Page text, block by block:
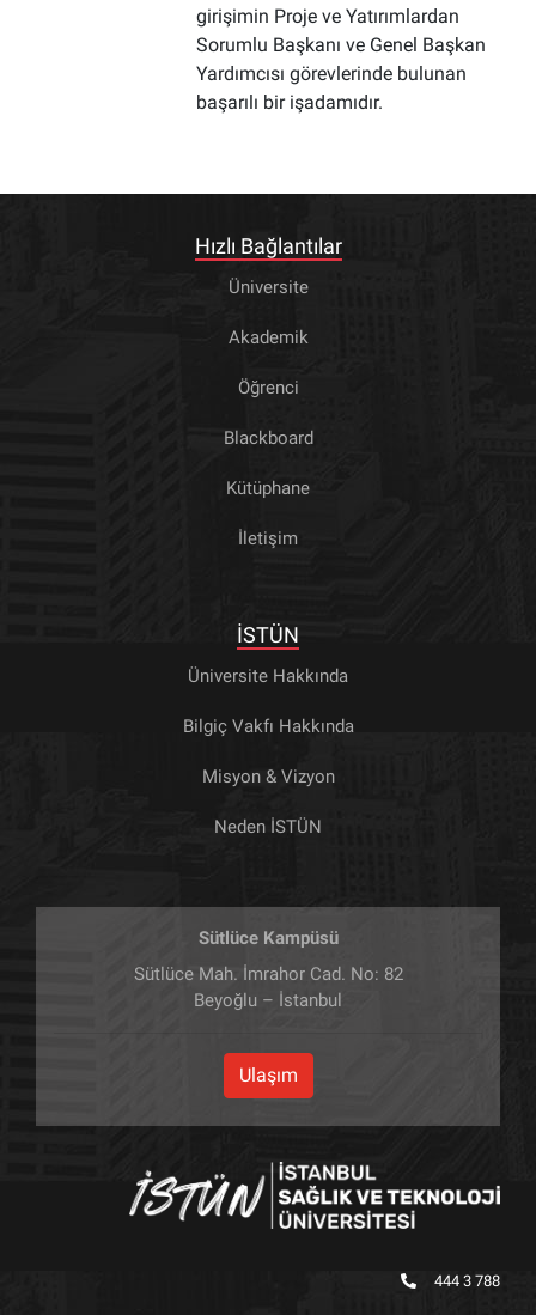
girişimin Proje ve Yatırımlardan
Sorumlu Başkanı ve Genel Başkan
Yardımcısı görevlerinde bulunan
başarılı bir işadamıdır.
Hızlı Bağlantılar
Üniversite
Akademik
Öğrenci
Blackboard
Kütüphane
İletişim
İSTÜN
Üniversite Hakkında
Bilgiç Vakfı Hakkında
Misyon & Vizyon
Neden İSTÜN
Sütlüce Kampüsü
Sütlüce Mah. İmrahor Cad. No: 82
Beyoğlu – İstanbul
Ulaşım
444 3 788